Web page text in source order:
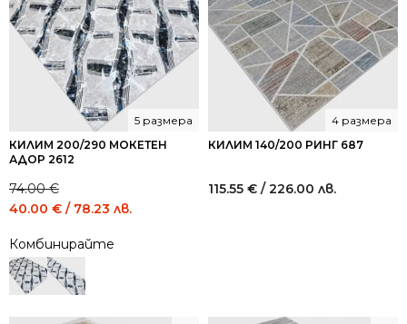
1,659.99
лв..
995.52
лв..
КИЛИМ 200/290 МОКЕТЕН
АДОР 2612
5 размера
74.00€
Original
was:
74.00 €
/
40.00 € / 78.23 лв.
Комбинирайте
КИЛИМ 140/200 РИНГ 687
4 размера
115.55 € / 226.00 лв.